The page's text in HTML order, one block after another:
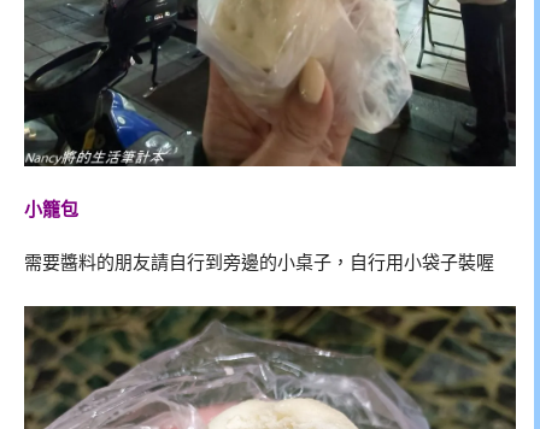
小籠包
需要醬料的朋友請自行到旁邊的小桌子，自行用小袋子裝喔